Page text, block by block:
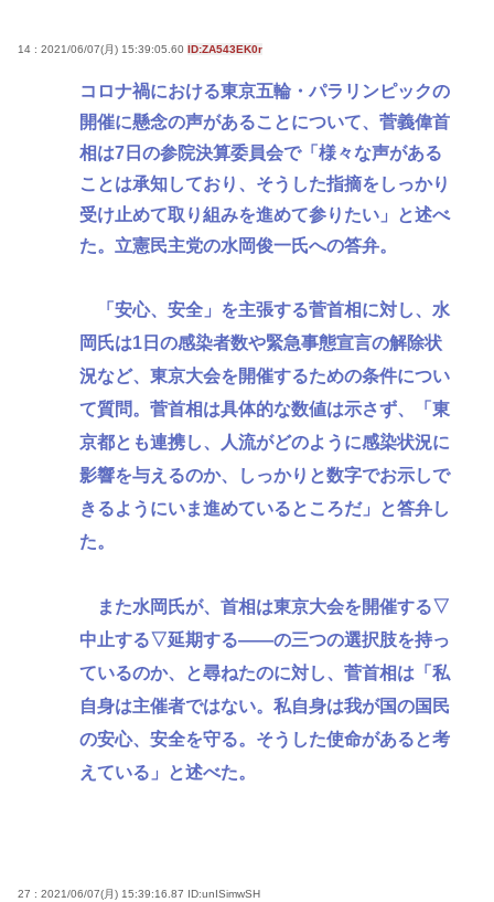
14 : 2021/06/07(月) 15:39:05.60 ID:ZA543EK0r
コロナ禍における東京五輪・パラリンピックの
開催に懸念の声があることについて、菅義偉首
相は7日の参院決算委員会で「様々な声がある
ことは承知しており、そうした指摘をしっかり
受け止めて取り組みを進めて参りたい」と述べ
た。立憲民主党の水岡俊一氏への答弁。
「安心、安全」を主張する菅首相に対し、水
岡氏は1日の感染者数や緊急事態宣言の解除状
況など、東京大会を開催するための条件につい
て質問。菅首相は具体的な数値は示さず、「東
京都とも連携し、人流がどのように感染状況に
影響を与えるのか、しっかりと数字でお示しで
きるようにいま進めているところだ」と答弁し
た。
また水岡氏が、首相は東京大会を開催する▽
中止する▽延期する――の三つの選択肢を持っ
ているのか、と尋ねたのに対し、菅首相は「私
自身は主催者ではない。私自身は我が国の国民
の安心、安全を守る。そうした使命があると考
えている」と述べた。
27 : 2021/06/07(月) 15:39:16.87 ID:unISimwSH